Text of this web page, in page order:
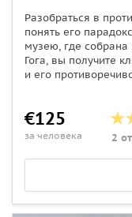
Разобраться в
понять его
музею, где
Гога, вы получите
и его
€125
за человека 2